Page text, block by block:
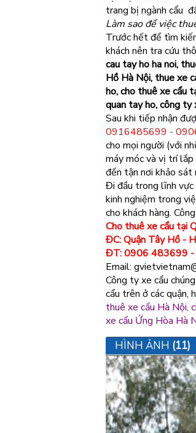
trang bị ngành cẩu
Làm sao để việc
Trước hết để tìm
khách nên tra cứu
cau tay ho ha noi,
Hồ Hà Nội, thue xe
ho, cho thuê xe cẩu
quan tay ho, công ty
Sau khi tiếp nhận
0916485699 -
cho mọi người (với
máy móc và vị trí
đến tận nơi khảo sát
Đi đầu trong lĩnh vực
kinh nghiệm trong
cho khách hàng.
Cho thuê xe cẩu tại
ĐC: Quận Tây Hồ -
ĐT: 0906 483699
Email:
Công ty xe cẩu
cẩu trên ở các quận,
thuê xe cẩu Hà Nội,
xe cẩu Ứng Hòa Hà
HÌNH ẢNH (11)